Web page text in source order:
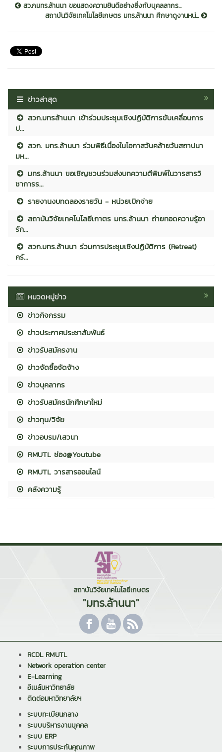
สว.กมทร.ล้านนา ขอแสดงความยินดีอย่างยิ่งกับบุคลลากร...
สถาบันวิจัยเทคโนโลยีเกษตร มทร.ล้านนา ศึกษาดูงานหน่...
ข่าวล่าสุด
สวก.มทรล้านนา เข้าร่วมประชุมเชิงปฏิบัติการขับเคลื่อนการ
ป...
สวก. มทร.ล้านนา ร่วมพิธีเนื่องในโอกาสวันคล้ายวันสถาปนา
มห...
มทร.ล้านนา ขอเชิญชวนร่วมส่งบทความตีพิมพ์ในวารสารวิ
ชาการร...
รายงานงบทดลองรายวัน - หน่วยเบิกจ่าย
สถาบันวิจัยเทคโนโลยีเกาตร มทร.ล้านนา ถ่ายทอดความรู้อา
รัก...
สวก.มทร.ล้านนา ร่วมการประชุมเชิงปฏิบัติการ (Retreat)
ครั...
หมวดหมู่ข่าว
ข่าวกิจกรรม
ข่าวประกาศประชาสัมพันธ์
ข่าวรับสมัครงาน
ข่าวจัดซื้อจัดจ้าง
ข่าวบุคลากร
ข่าวรับสมัครนักศึกษาใหม่
ข่าวทุน/วิจัย
ข่าวอบรม/เสวนา
RMUTL ช่อง@Youtube
RMUTL วารสารออนไลน์
คลังความรู้
สถาบันวิจัยเทคโนโลยีเกษตร
"มทร.ล้านนา"
RCDL RMUTL
Network operation center
E-Learning
อีเมล์มหาวิทยาลัย
ติดต่อมหาวิทยาลัยฯ
ระบบทะเบียนกลาง
ระบบบริหารงานบุคคล
ระบบ ERP
ระบบการประกันคุณภาพ